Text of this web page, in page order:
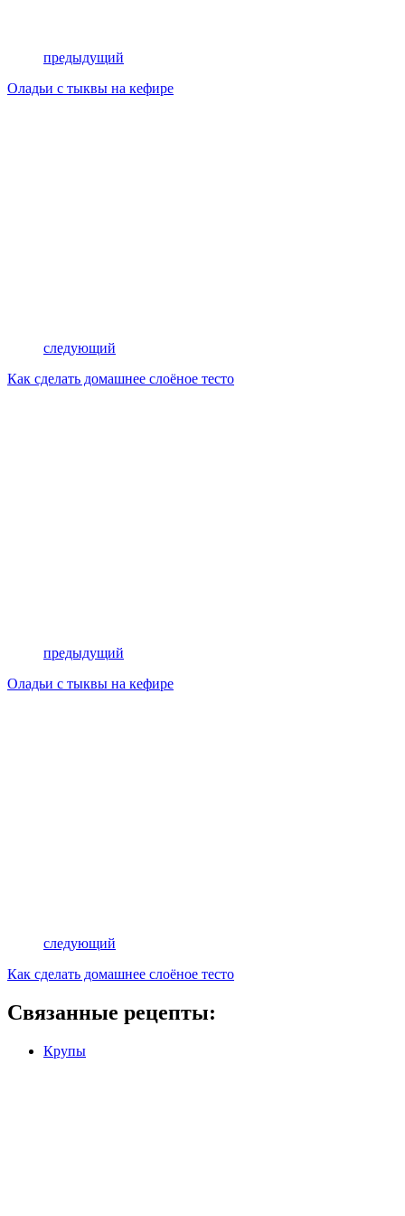
предыдущий
Оладьи с тыквы на кефире
следующий
Как сделать домашнее слоёное тесто
предыдущий
Оладьи с тыквы на кефире
следующий
Как сделать домашнее слоёное тесто
Связанные рецепты:
Крупы